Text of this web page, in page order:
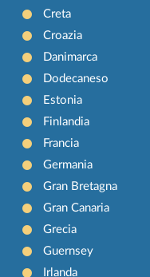
Creta
Croazia
Danimarca
Dodecaneso
Estonia
Finlandia
Francia
Germania
Gran Bretagna
Gran Canaria
Grecia
Guernsey
Irlanda